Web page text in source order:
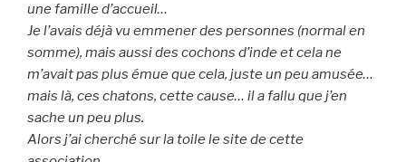
une famille d’accueil…
Je l’avais déjà vu emmener des personnes (normal en
somme), mais aussi des cochons d’inde et cela ne
m’avait pas plus émue que cela, juste un peu amusée…
mais là, ces chatons, cette cause… il a fallu que j’en
sache un peu plus.
Alors j’ai cherché sur la toile le site de cette